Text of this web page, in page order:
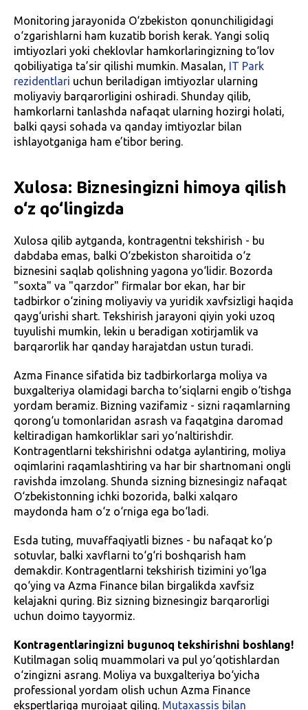
Monitoring jarayonida O‘zbekiston qonunchiligidagi
o‘zgarishlarni ham kuzatib borish kerak. Yangi soliq
imtiyozlari yoki cheklovlar hamkorlaringizning to‘lov
qobiliyatiga ta’sir qilishi mumkin. Masalan, IT Park
rezidentlari uchun beriladigan imtiyozlar ularning
moliyaviy barqarorligini oshiradi. Shunday qilib,
hamkorlarni tanlashda nafaqat ularning hozirgi holati,
balki qaysi sohada va qanday imtiyozlar bilan
ishlayotganiga ham e’tibor bering.
Xulosa: Biznesingizni himoya qilish
o‘z qo‘lingizda
Xulosa qilib aytganda, kontragentni tekshirish - bu
dabdaba emas, balki O‘zbekiston sharoitida o‘z
biznesini saqlab qolishning yagona yo‘lidir. Bozorda
"soxta" va "qarzdor" firmalar bor ekan, har bir
tadbirkor o‘zining moliyaviy va yuridik xavfsizligi haqida
qayg‘urishi shart. Tekshirish jarayoni qiyin yoki uzoq
tuyulishi mumkin, lekin u beradigan xotirjamlik va
barqarorlik har qanday harajatdan ustun turadi.
Azma Finance sifatida biz tadbirkorlarga moliya va
buxgalteriya olamidagi barcha to‘siqlarni engib o‘tishga
yordam beramiz. Bizning vazifamiz - sizni raqamlarning
qorong‘u tomonlaridan asrash va faqatgina daromad
keltiradigan hamkorliklar sari yo‘naltirishdir.
Kontragentlarni tekshirishni odatga aylantiring, moliya
oqimlarini raqamlashtiring va har bir shartnomani ongli
ravishda imzolang. Shunda sizning biznesingiz nafaqat
O‘zbekistonning ichki bozorida, balki xalqaro
maydonda ham o‘z o‘rniga ega bo‘ladi.
Esda tuting, muvaffaqiyatli biznes - bu nafaqat ko‘p
sotuvlar, balki xavflarni to‘g‘ri boshqarish ham
demakdir. Kontragentlarni tekshirish tizimini yo‘lga
qo‘ying va Azma Finance bilan birgalikda xavfsiz
kelajakni quring. Biz sizning biznesingiz barqarorligi
uchun doimo tayyormiz.
Kontragentlaringizni bugunoq tekshirishni boshlang!
Kutilmagan soliq muammolari va pul yo‘qotishlardan
o‘zingizni asrang. Moliya va buxgalteriya bo‘yicha
professional yordam olish uchun Azma Finance
ekspertlariga murojaat qiling. Mutaxassis bilan